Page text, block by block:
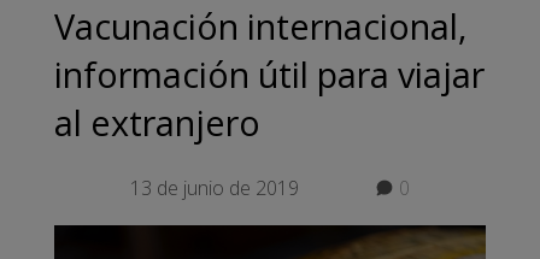
Vacunación internacional,
información útil para viajar
al extranjero
13 de junio de 2019 0